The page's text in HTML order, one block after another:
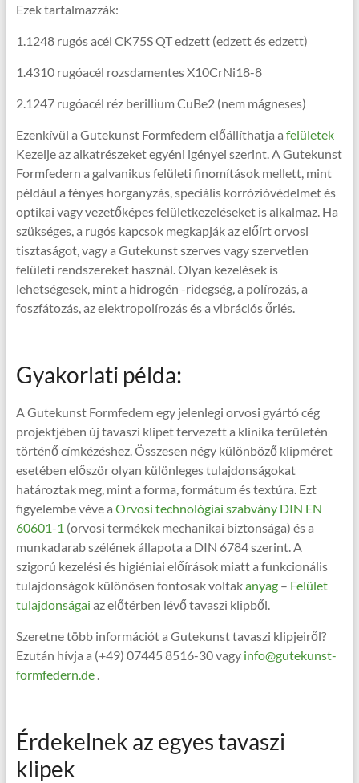
Ezek tartalmazzák:
1.1248 rugós acél CK75S QT edzett (edzett és edzett)
1.4310 rugóacél rozsdamentes X10CrNi18-8
2.1247 rugóacél réz berillium CuBe2 (nem mágneses)
Ezenkívül a Gutekunst Formfedern előállíthatja a felületek
Kezelje az alkatrészeket egyéni igényei szerint. A Gutekunst
Formfedern a galvanikus felületi finomítások mellett, mint
például a fényes horganyzás, speciális korrózióvédelmet és
optikai vagy vezetőképes felületkezeléseket is alkalmaz. Ha
szükséges, a rugós kapcsok megkapják az előírt orvosi
tisztaságot, vagy a Gutekunst szerves vagy szervetlen
felületi rendszereket használ. Olyan kezelések is
lehetségesek, mint a hidrogén -ridegség, a polírozás, a
foszfátozás, az elektropolírozás és a vibrációs őrlés.
Gyakorlati példa:
A Gutekunst Formfedern egy jelenlegi orvosi gyártó cég
projektjében új tavaszi klipet tervezett a klinika területén
történő címkézéshez. Összesen négy különböző klipméret
esetében először olyan különleges tulajdonságokat
határoztak meg, mint a forma, formátum és textúra. Ezt
figyelembe véve a Orvosi technológiai szabvány DIN EN
60601-1 (orvosi termékek mechanikai biztonsága) és a
munkadarab szélének állapota a DIN 6784 szerint. A
szigorú kezelési és higiéniai előírások miatt a funkcionális
tulajdonságok különösen fontosak voltakanyag– Felület
tulajdonságai az előtérben lévő tavaszi klipből.
Szeretne több információt a Gutekunst tavaszi klipjeiről?
Ezután hívja a (+49) 07445 8516-30 vagyinfo@gutekunst-
formfedern.de.
Érdekelnek az egyes tavaszi
klipek